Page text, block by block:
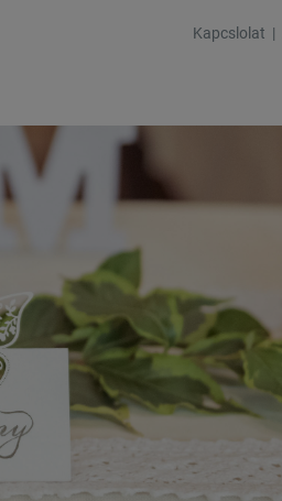
Kapcslolat